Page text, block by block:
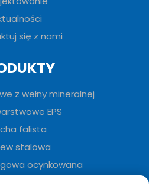
się z nami
z wełny mineralnej
EPS
falista
stalowa
ocynkowana